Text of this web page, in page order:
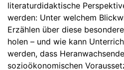
literaturdidaktische
werden: Unter welchem
Erzählen über diese
holen – und wie kann
werden, dass
sozioökonomischen